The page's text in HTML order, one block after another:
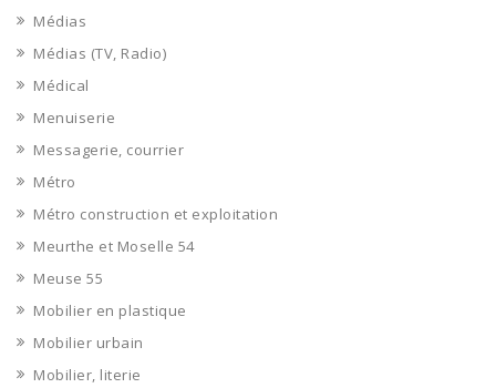
Médias
Médias (TV, Radio)
Médical
Menuiserie
Messagerie, courrier
Métro
Métro construction et exploitation
Meurthe et Moselle 54
Meuse 55
Mobilier en plastique
Mobilier urbain
Mobilier, literie